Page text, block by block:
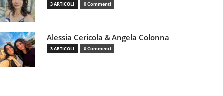
3 ARTICOLI 0 Commenti
Alessia Cericola & Angela Colonna
3 ARTICOLI 0 Commenti